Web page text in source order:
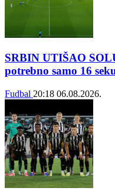
SRBIN UTIŠAO
potrebno samo 16
Fudbal 20:18 06.08.2026.